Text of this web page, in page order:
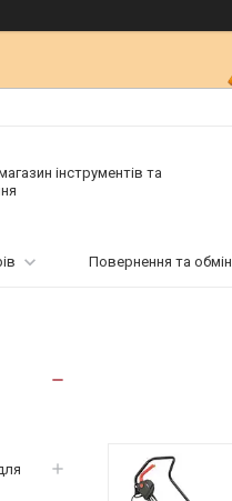
інструментів та
Повернення та обмін